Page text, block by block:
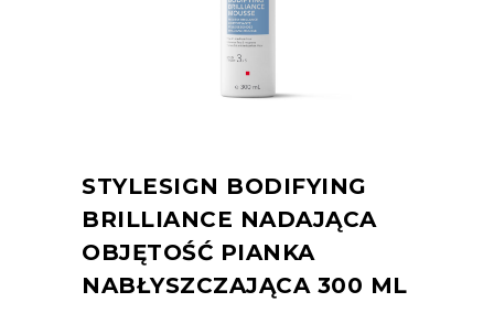
STYLESIGN BODIFYING
BRILLIANCE NADAJĄCA
OBJĘTOŚĆ PIANKA
NABŁYSZCZAJĄCA 300 ML